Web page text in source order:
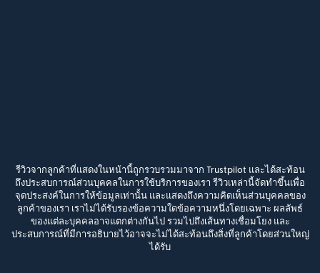
รีวิวจากลูกค้าที่แสดงในหน้านี้ถูกรวบรวมมาจาก Trustpilot และได้สะท้อน
ถึงประสบการณ์ส่วนบุคคลในการใช้บริการของเรา รีวิวเหล่านี้จัดทำขึ้นเพื่อ
จุดประสงค์ในการให้ข้อมูลเท่านั้น และแสดงถึงความคิดเห็นส่วนบุคคลของ
ลูกค้าของเรา เราไม่ได้รับรองข้อความใดข้อความหนึ่งโดยเฉพาะ ผลลัพธ์
ของแต่ละบุคคลอาจแตกต่างกันไป รวมไปถึงเส้นทางเชื่อมโยง และ
ประสบการณ์ที่มีการอธิบายไว้อาจจะไม่ได้สะท้อนถึงสิ่งที่ลูกค้าโดยส่วนใหญ่
ได้รับ